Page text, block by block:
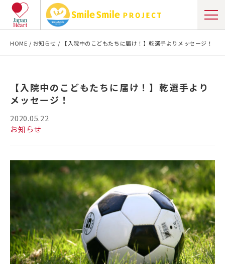
HOME お知らせ 【入院中のこどもたちに届け！】乾選手よりメッセージ！
【入院中のこどもたちに届け！】乾選手より
メッセージ！
2020.05.22
お知らせ